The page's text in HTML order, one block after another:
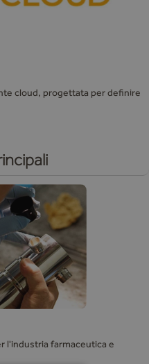
cloud, progettata per definire
l'industria farmaceutica e